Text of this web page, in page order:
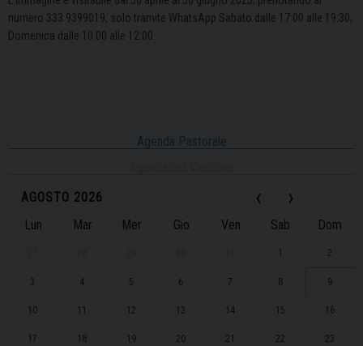
numero 333 9399019, solo tramite WhatsApp Sabato dalle 17:00 alle 19:30;
Domenica dalle 10:00 alle 12:00.
Agenda Pastorale
‹
AGOSTO 2026 ›
Lun Mar Mer Gio Ven Sab Dom
1 2
3 4 5 6 7 8 9
10 11 12 13 14 15 16
17 18 19 20 21 22 23